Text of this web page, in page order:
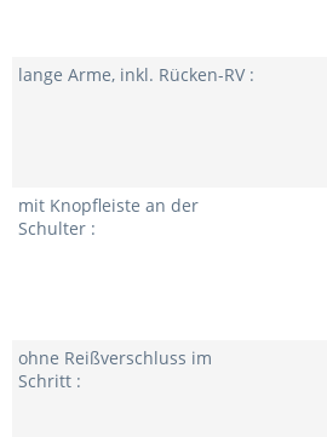
lange Arme, inkl. Rücken-RV :
mit Knopfleiste an der
Schulter :
ohne Reißverschluss im
Schritt :